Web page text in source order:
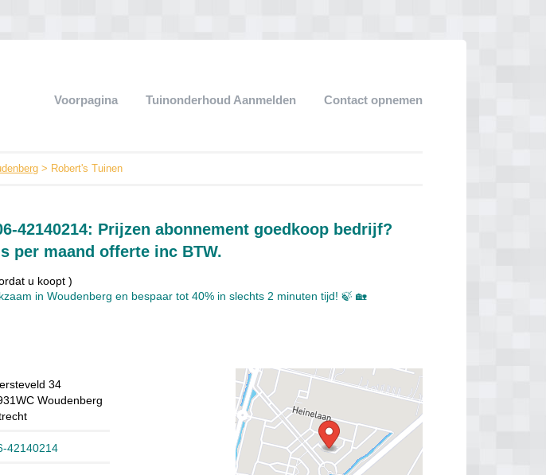
Voorpagina Tuinonderhoud Aanmelden Contact opnemen
> Robert's Tuinen
42140214: Prijzen abonnement goedkoop bedrijf?
per maand offerte inc BTW.
u koopt )
in Woudenberg en bespaar tot 40% in slechts 2 minuten tijd! 🍃 🏡
34
Woudenberg
42140214